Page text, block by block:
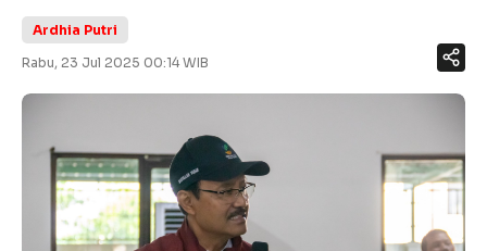
Ardhia Putri
Rabu, 23 Jul 2025 00:14 WIB